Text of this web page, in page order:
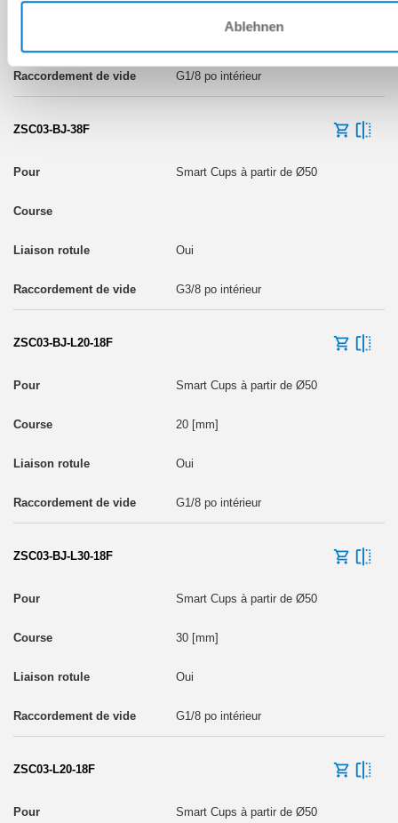
Ablehnen
G1/8 po intérieur
ZSC03-BJ-38F
Smart Cups à partir de Ø50
Oui
G3/8 po intérieur
ZSC03-BJ-L20-18F
Smart Cups à partir de Ø50
20 [mm]
Oui
G1/8 po intérieur
ZSC03-BJ-L30-18F
Smart Cups à partir de Ø50
30 [mm]
Oui
G1/8 po intérieur
ZSC03-L20-18F
Smart Cups à partir de Ø50